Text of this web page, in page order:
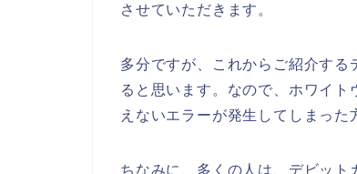
させていただきます。
多分ですが、これからご紹介する
ると思います。なので、ホワイ
えないエラーが発生してしまった
ちなみに、多くの人は、デビット